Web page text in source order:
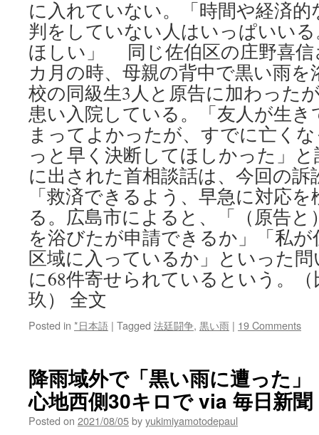
に入れていない。「時間や経済
判をしていない人はいっぱいい
ほしい」 同じ佐伯区の庄野喜信
カ月の時、母親の背中で黒い雨
校の同級生3人と原告に加わった
患い入院している。「友人が生
まってよかったが、すでに亡く
っと早く決断してほしかった」
に出された首相談話は、今回の
「救済できるよう、早急に対応
る。広島市によると、「（原告
を浴びたが申請できるか」「私
区域に入っているか」といった
に68件寄せられているという。
玖） 全文
Posted in *日本語 | Tagged 法廷闘争, 黒い雨 | 19 Comments
降雨域外で「黒い雨に遭った
心地西側30キロで via 毎日新聞
Posted on 2021/08/05byyukimiyamotodepaul